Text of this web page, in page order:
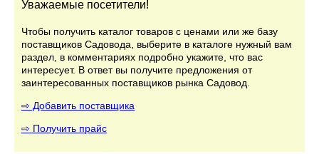
Уважаемые посетители!
Чтобы получить каталог товаров с ценами или же базу
поставщиков Садовода, выберите в каталоге нужный вам
раздел, в комментариях подробно укажите, что вас
интересует. В ответ вы получите предложения от
заинтересованных поставщиков рынка Садовод.
⇨ Добавить поставщика
⇨ Получить прайс